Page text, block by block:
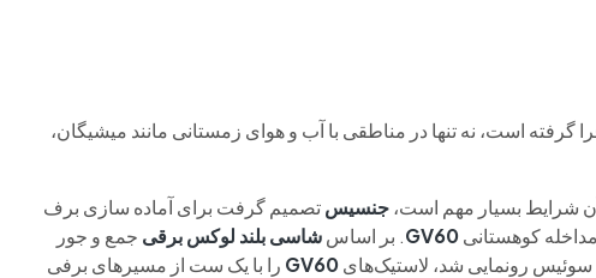
است، نه تنها در مناطقی با آب و هوای زمستانی مانند میشیگان،
شرایط بسیار مهم است،جنسیستصمیم گرفت برای آماده سازی برف
کوهستانیGV60. بر اساسشاسی بلند لوکس برقی جمع و جور
سوئیس رونمایی شد، لاستیک‌هایGV60 را با یک ست از مسیرهای برفی